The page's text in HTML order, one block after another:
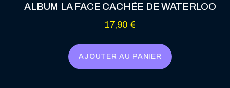
ALBUM LA FACE CACHÉE DE WATERLOO
17,90 €
AJOUTER AU PANIER